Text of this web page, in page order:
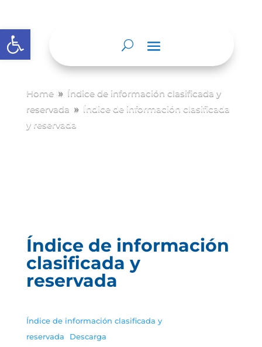
Abrir barra de herramientas
Home 9 Índice de información clasificada y
reservada 9 Índice de información clasificada
y reservada
Índice de información
clasificada y
reservada
Índice de información clasificada y
reservada
Descarga